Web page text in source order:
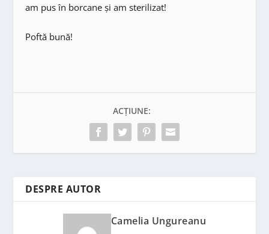
am pus în borcane şi am sterilizat!
Poftă bună!
ACȚIUNE:
DESPRE AUTOR
Camelia Ungureanu